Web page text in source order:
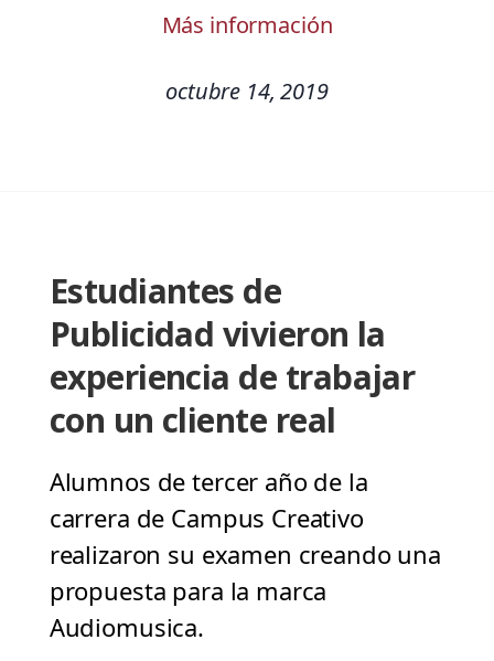
Más información
octubre 14, 2019
Estudiantes de
Publicidad vivieron la
experiencia de trabajar
con un cliente real
Alumnos de tercer año de la
carrera de Campus Creativo
realizaron su examen creando una
propuesta para la marca
Audiomusica.